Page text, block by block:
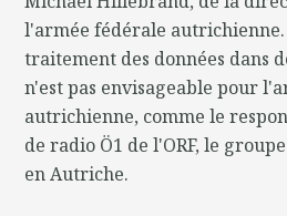
l'armée fédérale
traitement des données dans
n'est pas envisageable pour
autrichienne, comme le
de radio Ö1 de l'ORF, le
en Autriche.